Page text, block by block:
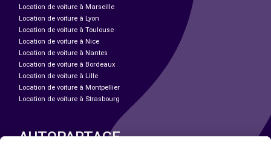
Location de voiture à Marseille
Location de voiture à Lyon
Location de voiture à Toulouse
Location de voiture à Nice
Location de voiture à Nantes
Location de voiture à Bordeaux
Location de voiture à Lille
Location de voiture à Montpellier
Location de voiture à Strasbourg
AUTOPARTAGE